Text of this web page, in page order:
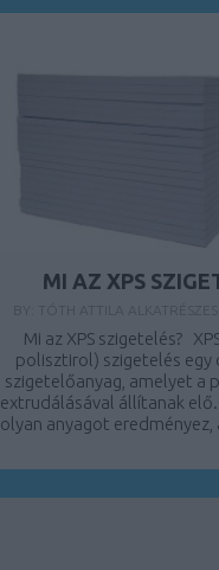
MI AZ XPS
Mi az XPS szigetelés?
polisztirol) szigetelés egy
szigetelőanyag, amelyet a
extrudálásával állítanak
olyan anyagot eredményez,